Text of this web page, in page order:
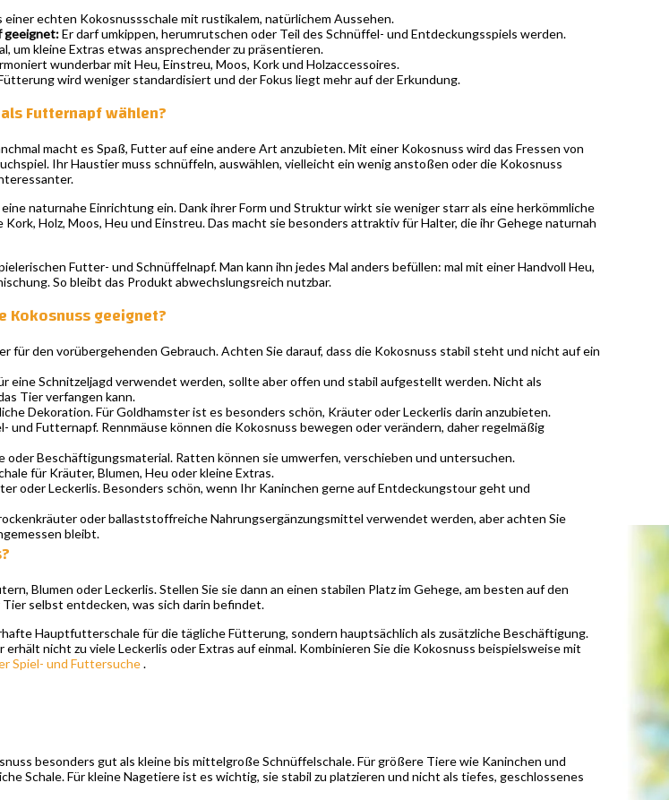
echten Kokosnussschale mit rustikalem, natürlichem Aussehen.
geeignet:Er darf umkippen, herumrutschen oder Teil des Schnüffel- und Entdeckungsspiels werden.
um kleine Extras etwas ansprechender zu präsentieren.
wunderbar mit Heu, Einstreu, Moos, Kork und Holzaccessoires.
wird weniger standardisiert und der Fokus liegt mehr auf der Erkundung.
Futternapf wählen?
macht es Spaß, Futter auf eine andere Art anzubieten. Mit einer Kokosnuss wird das Fressen von
Ihr Haustier muss schnüffeln, auswählen, vielleicht ein wenig anstoßen oder die Kokosnuss
naturnahe Einrichtung ein. Dank ihrer Form und Struktur wirkt sie weniger starr als eine herkömmliche
Holz, Moos, Heu und Einstreu. Das macht sie besonders attraktiv für Halter, die ihr Gehege naturnah
Futter- und Schnüffelnapf. Man kann ihn jedes Mal anders befüllen: mal mit einer Handvoll Heu,
So bleibt das Produkt abwechslungsreich nutzbar.
Kokosnuss geeignet?
für den vorübergehenden Gebrauch. Achten Sie darauf, dass die Kokosnuss stabil steht und nicht auf ein
eine Schnitzeljagd verwendet werden, sollte aber offen und stabil aufgestellt werden. Nicht als
Tier verfangen kann.
Dekoration. Für Goldhamster ist es besonders schön, Kräuter oder Leckerlis darin anzubieten.
und Futternapf. Rennmäuse können die Kokosnuss bewegen oder verändern, daher regelmäßig
oder Beschäftigungsmaterial. Ratten können sie umwerfen, verschieben und untersuchen.
für Kräuter, Blumen, Heu oder kleine Extras.
oder Leckerlis. Besonders schön, wenn Ihr Kaninchen gerne auf Entdeckungstour geht und
oder ballaststoffreiche Nahrungsergänzungsmittel verwendet werden, aber achten Sie
bleibt.
Blumen oder Leckerlis. Stellen Sie sie dann an einen stabilen Platz im Gehege, am besten auf den
selbst entdecken, was sich darin befindet.
Hauptfutterschale für die tägliche Fütterung, sondern hauptsächlich als zusätzliche Beschäftigung.
nicht zu viele Leckerlis oder Extras auf einmal. Kombinieren Sie die Kokosnuss beispielsweise mit
Spiel- und Futtersuche.
besonders gut als kleine bis mittelgroße Schnüffelschale. Für größere Tiere wie Kaninchen und
Schale. Für kleine Nagetiere ist es wichtig, sie stabil zu platzieren und nicht als tiefes, geschlossenes